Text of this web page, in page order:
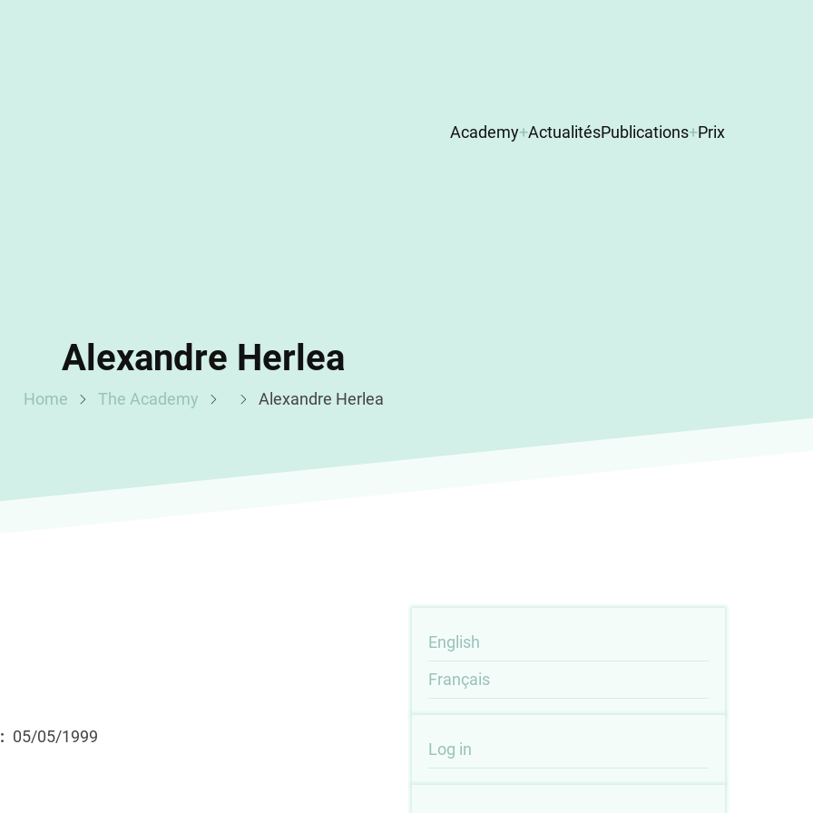
Main
Academy ActualitésPublications Prix
Alexandre Herlea
Home The Academy Alexandre Herlea
05/05/1999
English
Français
User
Log in